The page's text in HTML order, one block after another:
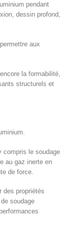
pendant
dessin profond,
aux
la formabilité,
structurels et
compris le soudage
au gaz inerte en
de force.
des propriétés
soudage